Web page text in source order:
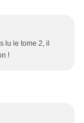
lu le tome 2, il
!